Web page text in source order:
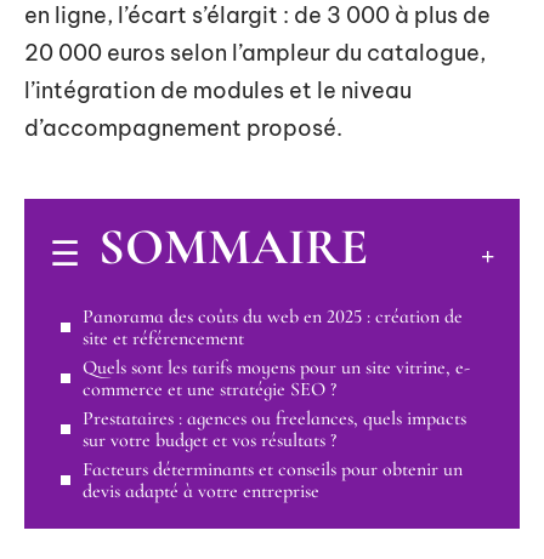
en ligne, l’écart s’élargit : de 3 000 à plus de
20 000 euros selon l’ampleur du catalogue,
l’intégration de modules et le niveau
d’accompagnement proposé.
SOMMAIRE
Panorama des coûts du web en 2025 : création de
site et référencement
Quels sont les tarifs moyens pour un site vitrine, e-
commerce et une stratégie SEO ?
Prestataires : agences ou freelances, quels impacts
sur votre budget et vos résultats ?
Facteurs déterminants et conseils pour obtenir un
devis adapté à votre entreprise